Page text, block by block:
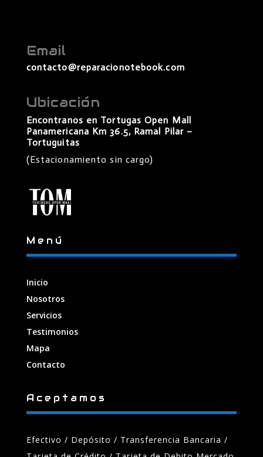
Email
contacto@reparacionotebook.com
Ubicación
Encontranos en Tortugas Open Mall
Panamericana Km 36.5, Ramal Pilar –
Tortuguitas
(Estacionamiento sin cargo)
Menú
Inicio
Nosotros
Servicios
Testimonios
Mapa
Contacto
Aceptamos
Efectivo / Depósito / Transferencia Bancaria /